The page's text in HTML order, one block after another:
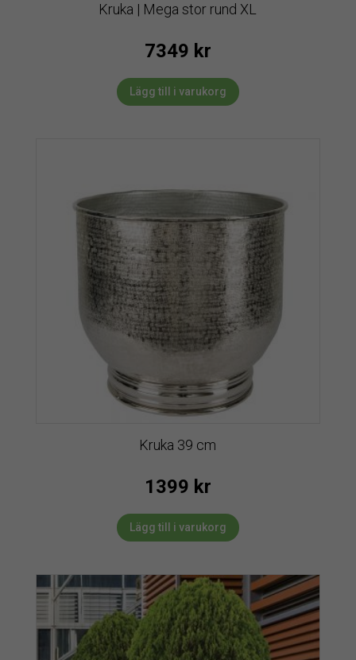
Kruka | Mega stor rund XL
7349 kr
Lägg till i varukorg
Kruka 39 cm
1399 kr
Lägg till i varukorg